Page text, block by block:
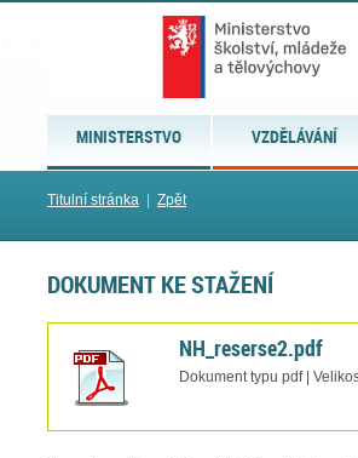
MINISTERSTVO VZDĚLÁVÁNÍ
Titulní stránka Zpět
DOKUMENT KE STAŽENÍ
NH_reserse2.pdf
Dokument typu pdf |